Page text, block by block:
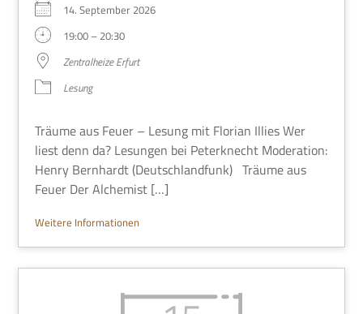
14. Sep­tem­ber 2026
19:00 – 20:30
Zen­tral­heize Erfurt
Lesung
Träume aus Feuer – Lesung mit Flo­rian Illies Wer
liest denn da? Lesun­gen bei Peter­knecht Mode­ra­tion:
Henry Bern­hardt (Deutsch­land­funk) Träume aus
Feuer Der Alchemist […]
Wei­tere Informationen